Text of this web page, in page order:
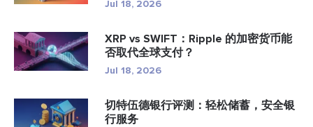
Jul 18, 2026
XRP vs SWIFT：Ripple 的加密货币能
否取代全球支付？
Jul 18, 2026
切特伍德银行评测：轻松储蓄，安全银
行服务